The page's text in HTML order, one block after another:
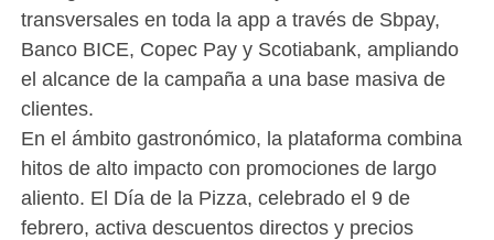
transversales en toda la app a través de Sbpay,
Banco BICE, Copec Pay y Scotiabank, ampliando
el alcance de la campaña a una base masiva de
clientes.
En el ámbito gastronómico, la plataforma combina
hitos de alto impacto con promociones de largo
aliento. El Día de la Pizza, celebrado el 9 de
febrero, activa descuentos directos y precios